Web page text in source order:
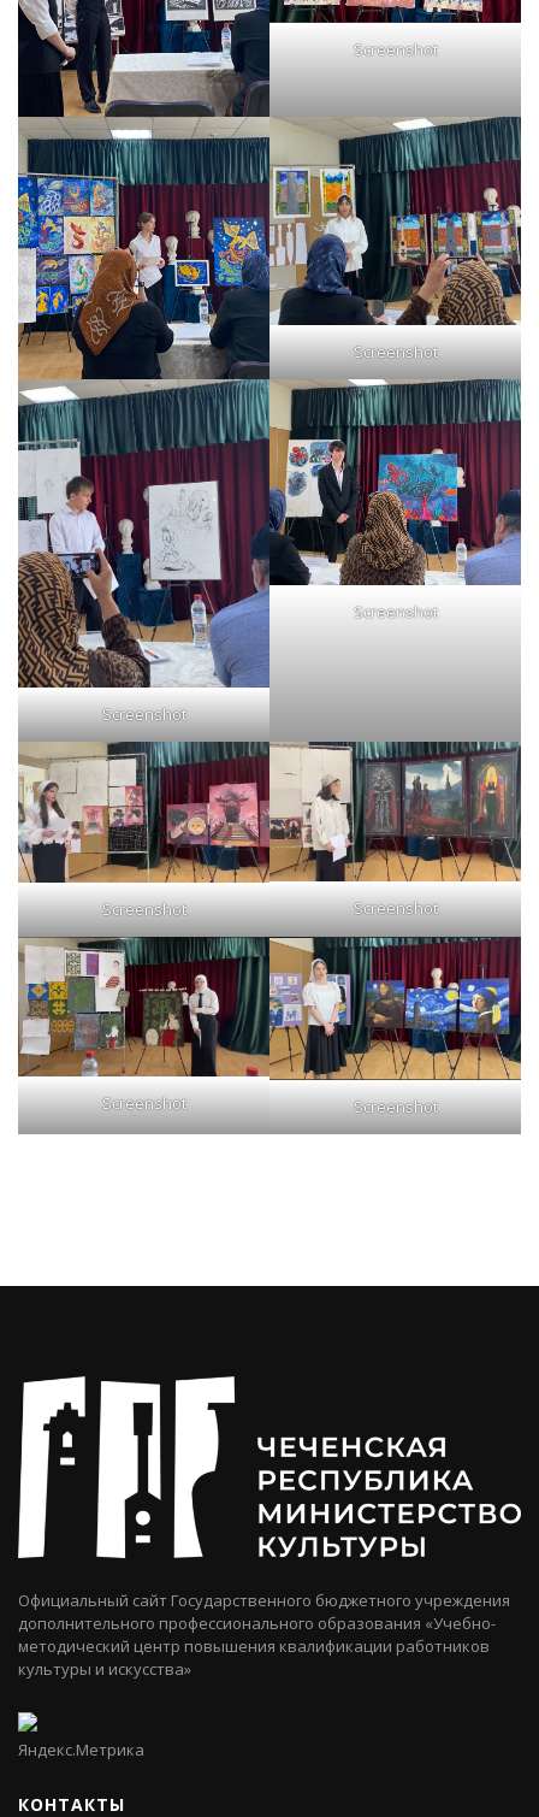
Screenshot
Screenshot
Screenshot
Screenshot
Screenshot Screenshot
Screenshot Screenshot
Официальный сайт Государственного бюджетного учреждения
дополнительного профессионального образования «Учебно-
методический центр повышения квалификации работников
культуры и искусства»
КОНТАКТЫ